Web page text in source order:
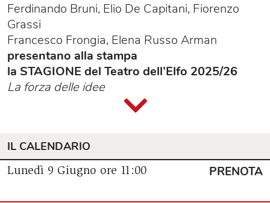
Ferdinando Bruni, Elio De Capitani, Fiorenzo
Grassi
Francesco Frongia, Elena Russo Arman
presentano alla stampa
la STAGIONE del Teatro dell’Elfo 2025/26
La forza delle idee
La conferenza stampa del 9 giugno è rivolta a
giornalisti, partner, istituzioni e agli spettatori e
le spettatrici interessati.
IL CALENDARIO
Lunedì 9 Giugno ore 11:00 PRENOTA